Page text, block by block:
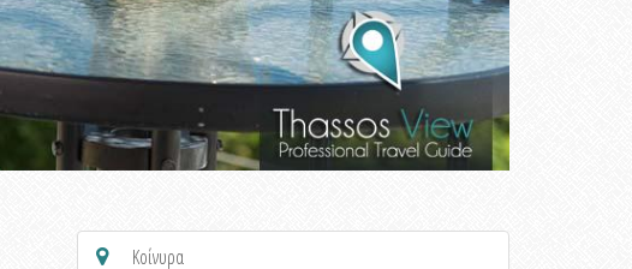
Κοίνυρα